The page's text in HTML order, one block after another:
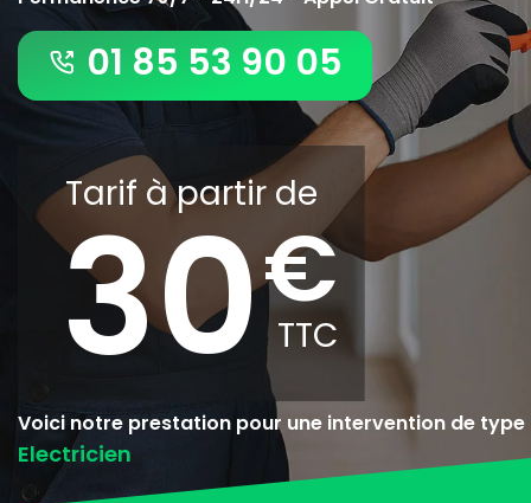
01 85 53 90 05
Tarif à partir de
30
Voici notre prestation pour une intervention de type
Electricien